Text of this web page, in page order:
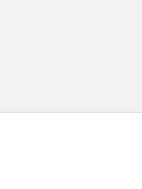
Tehnica si